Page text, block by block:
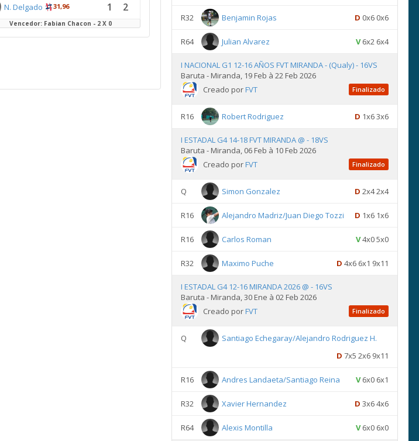
N. Delgado 31,96 1 2
Vencedor: Fabian Chacon - 2 X 0
R32 Benjamin Rojas D 0x6 0x6
R64 Julian Alvarez V6x2 6x4
I NACIONAL G1 12-16 AÑOS FVT MIRANDA - (Qualy) - 16VS
Baruta - Miranda, 19 Feb à 22 Feb 2026
Creado porFVT Finalizado
R16 Robert Rodriguez D 1x6 3x6
I ESTADAL G4 14-18 FVT MIRANDA @ - 18VS
Baruta - Miranda, 06 Feb à 10 Feb 2026
Creado porFVT Finalizado
Q Simon Gonzalez D 2x4 2x4
R16 Alejandro Madriz/Juan Diego Tozzi D 1x6 1x6
R16 Carlos Roman V4x0 5x0
R32 Maximo Puche D 4x6 6x1 9x11
I ESTADAL G4 12-16 MIRANDA 2026 @ - 16VS
Baruta - Miranda, 30 Ene à 02 Feb 2026
Creado porFVT Finalizado
Q
Santiago Echegaray/Alejandro Rodriguez H.
D 7x5 2x6 9x11
R16 Andres Landaeta/Santiago Reina V6x0 6x1
R32 Xavier Hernandez D 3x6 4x6
R64 Alexis Montilla V6x0 6x0